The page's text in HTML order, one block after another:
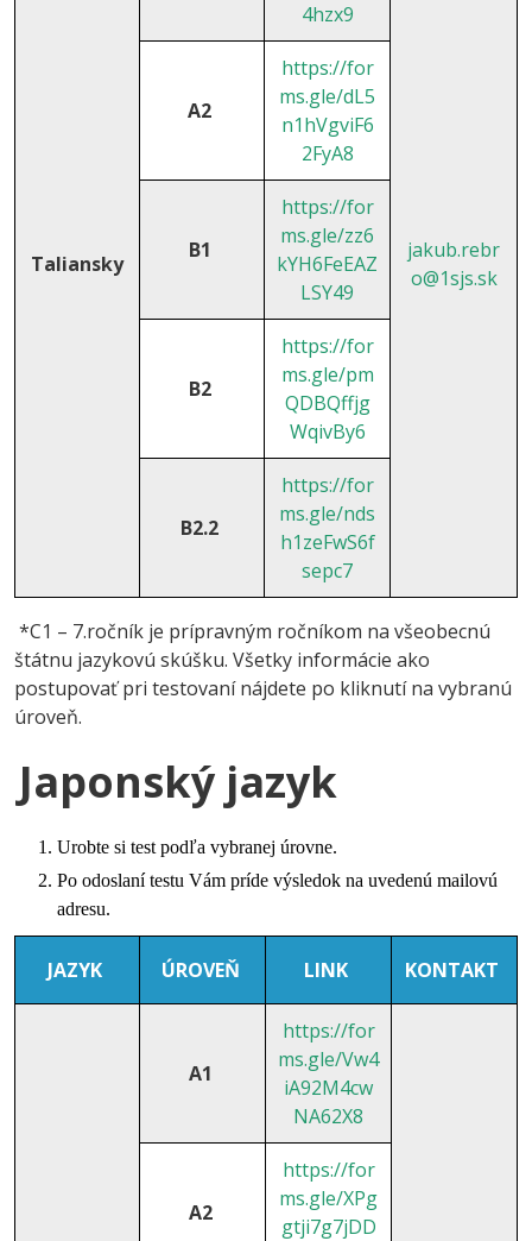
Taliansky
4hzx9
jakub.rebr
o@1sjs.sk
A2
https://for
ms.gle/dL5
n1hVgviF6
2FyA8
B1
https://for
ms.gle/zz6
kYH6FeEAZ
LSY49
B2
https://for
ms.gle/pm
QDBQffjg
WqivBy6
B2.2
https://for
ms.gle/nds
h1zeFwS6f
sepc7
*C1 – 7.ročník je prípravným ročníkom na všeobecnú
štátnu jazykovú skúšku. Všetky informácie ako
postupovať pri testovaní nájdete po kliknutí na vybranú
úroveň.
Japonský jazyk
Urobte si test podľa vybranej úrovne.
Po odoslaní testu Vám príde výsledok na uvedenú mailovú
adresu.
JAZYK ÚROVEŇ LINK KONTAKT
A1
https://for
ms.gle/Vw4
iA92M4cw
NA62X8
A2
https://for
ms.gle/XPg
gtji7g7jDD